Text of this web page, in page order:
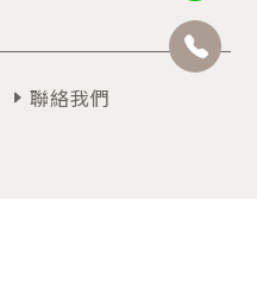
聯絡我們